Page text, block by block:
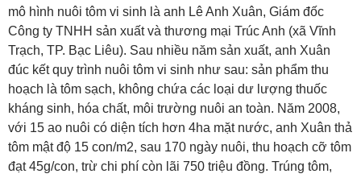
mô hình nuôi tôm vi sinh là anh Lê Anh Xuân, Giám đốc
Công ty TNHH sản xuất và thương mại Trúc Anh (xã Vĩnh
Trạch, TP. Bạc Liêu). Sau nhiều năm sản xuất, anh Xuân
đúc kết quy trình nuôi tôm vi sinh như sau: sản phẩm thu
hoạch là tôm sạch, không chứa các loại dư lượng thuốc
kháng sinh, hóa chất, môi trường nuôi an toàn. Năm 2008,
với 15 ao nuôi có diện tích hơn 4ha mặt nước, anh Xuân thả
tôm mật độ 15 con/m2, sau 170 ngày nuôi, thu hoạch cỡ tôm
đạt 45g/con, trừ chi phí còn lãi 750 triệu đồng. Trúng tôm,